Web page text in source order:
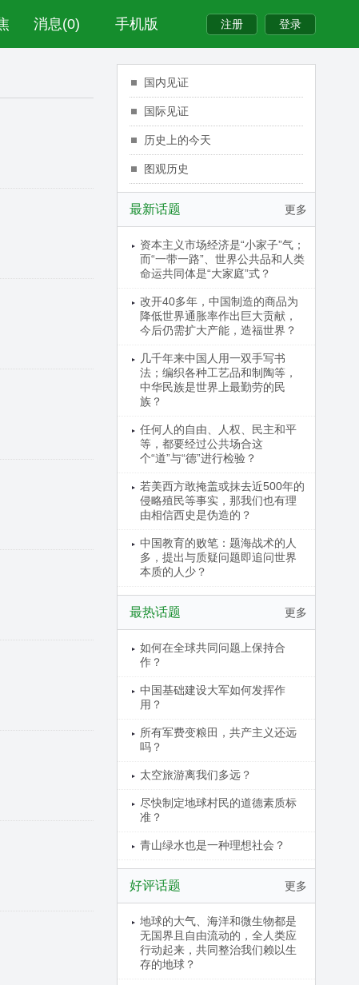
消息(0) 手机版
国内见证
国际见证
历史上的今天
图观历史
更多
最新话题
资本主义市场经济是“小家子”气；
而“一带一路”、世界公共品和人类
命运共同体是“大家庭”式？
改开40多年，中国制造的商品为
降低世界通胀率作出巨大贡献，
今后仍需扩大产能，造福世界？
几千年来中国人用一双手写书
法；编织各种工艺品和制陶等，
中华民族是世界上最勤劳的民
族？
任何人的自由、人权、民主和平
等，都要经过公共场合这
个“道”与“德”进行检验？
若美西方敢掩盖或抹去近500年的
侵略殖民等事实，那我们也有理
由相信西史是伪造的？
中国教育的败笔：题海战术的人
多，提出与质疑问题即追问世界
本质的人少？
更多
最热话题
如何在全球共同问题上保持合
作？
中国基础建设大军如何发挥作
用？
所有军费变粮田，共产主义还远
吗？
太空旅游离我们多远？
尽快制定地球村民的道德素质标
准？
青山绿水也是一种理想社会？
更多
好评话题
地球的大气、海洋和微生物都是
无国界且自由流动的，全人类应
行动起来，共同整治我们赖以生
存的地球？